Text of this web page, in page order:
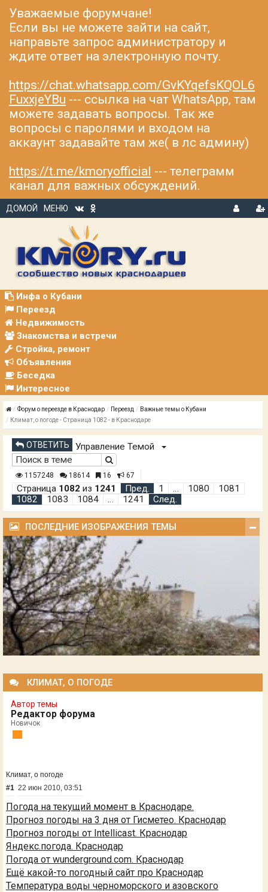
Уважаемые форумчане!
Если вы не можете зайти на сайт,
направьте запрос администратору и
ждите ответ на электронную почту.
https://chat.whatsapp.com/GvKYqefsKQOL6
FuxxjeYBu --- ссылка на чат WhatsApp, там
можете задавать вопросы. Так же
вопросы с паролями и входом на
аккаунт задавайте там же( в лс админу)
https://t.me/kmoryofficial --- телеграмм
канал для важных обсуждений.
ДОМОЙ
МЕНЮ
В
Р
Инфа о Кубани
Переезд
Недвижимость
Знакомства и встречи
Стройка, ремонт
Объявления
Беседка
Интересное
Форум о переезде в Краснодар Переезд
Важные темы о Кубани
Климат, о погоде - Страница 1082 - в Краснодаре
ОТВЕТИТЬ Управление Темой
1157248 18614 16 67
Страница 1082 из 1241 Пред. 1 … 1080
1081
1082
1083 1084 … 1241 След.
ПОСЛЕДНИЕ ИЗОБРАЖЕНИЯ ТЕМЫ
КЛИМАТ, О ПОГОДЕ
Автор темы
Редактор форума
Новичок
Климат, о погоде
#1 22 июн 2010, 03:51
Погода на текущий момент в Краснодаре.
Прогноз погоды на 3 дня от Гисметео. Краснодар
Прогноз погоды от Intellicast. Краснодар
Яндекс.погода. Краснодар
Погода от wunderground.com. Краснодар
Ещё какой-то погодный сайт про Краснодар
Температура воды черноморского и азовского